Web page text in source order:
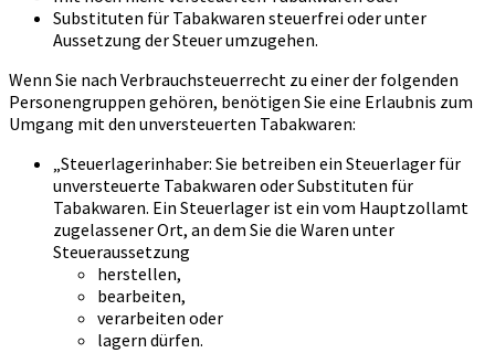
Substituten für Tabakwaren steuerfrei oder unter
Aussetzung der Steuer umzugehen.
Wenn Sie nach Verbrauchsteuerrecht zu einer der folgenden
Personengruppen gehören, benötigen Sie eine Erlaubnis zum
Umgang mit den unversteuerten Tabakwaren:
„Steuerlagerinhaber: Sie betreiben ein Steuerlager für
unversteuerte Tabakwaren oder Substituten für
Tabakwaren. Ein Steuerlager ist ein vom Hauptzollamt
zugelassener Ort, an dem Sie die Waren unter
Steueraussetzung
herstellen,
bearbeiten,
verarbeiten oder
lagern dürfen.